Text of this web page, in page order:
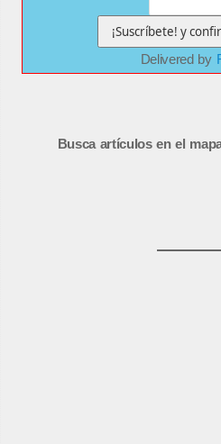
Delivered by
Busca artículos en el